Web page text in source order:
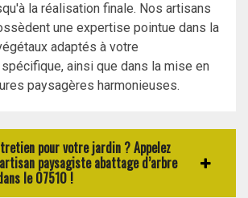
la réalisation finale. Nos artisans
une expertise pointue dans la
adaptés à votre
ainsi que dans la mise en
paysagères harmonieuses.
pour votre jardin ? Appelez
paysagiste abattage d’arbre
le 07510 !